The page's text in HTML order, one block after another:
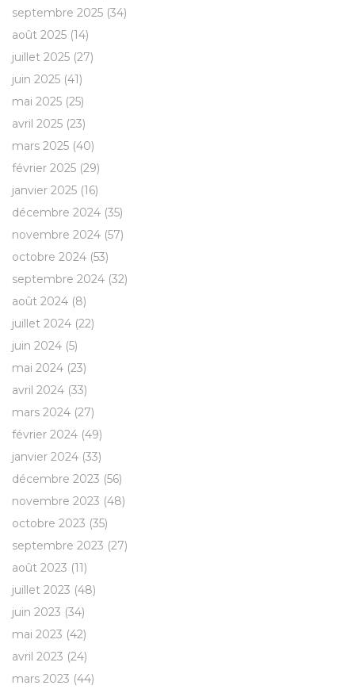
septembre 2025 (34)
août 2025 (14)
juillet 2025 (27)
juin 2025 (41)
mai 2025 (25)
avril 2025 (23)
mars 2025 (40)
février 2025 (29)
janvier 2025 (16)
décembre 2024 (35)
novembre 2024 (57)
octobre 2024 (53)
septembre 2024 (32)
août 2024 (8)
juillet 2024 (22)
juin 2024 (5)
mai 2024 (23)
avril 2024 (33)
mars 2024 (27)
février 2024 (49)
janvier 2024 (33)
décembre 2023 (56)
novembre 2023 (48)
octobre 2023 (35)
septembre 2023 (27)
août 2023 (11)
juillet 2023 (48)
juin 2023 (34)
mai 2023 (42)
avril 2023 (24)
mars 2023 (44)